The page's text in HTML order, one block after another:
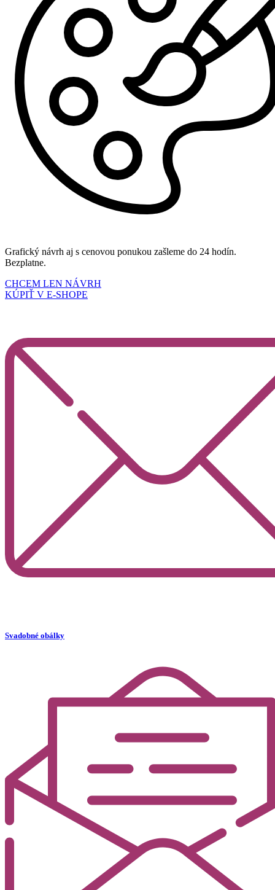
Grafický návrh aj s cenovou ponukou zašleme do 24 hodín.
Bezplatne.
CHCEM LEN NÁVRH
KÚPIŤ V E-SHOPE
Svadobné obálky